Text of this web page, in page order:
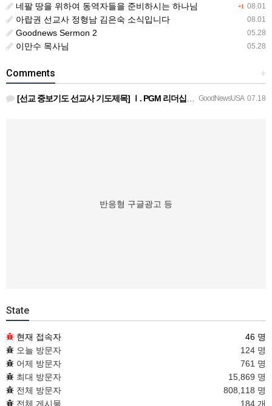
+1 08.01
네팔 땅을 위하여 동역자들을 준비하시는 하나님
08.01
아랍권 선교사 정형남 김은숙 소식입니다
05.28
Goodnews Sermon 2
05.28
이만수 목사님
+
Comments
GoodNewsUSA 07.18
[선교 중보기도 선교사 기도제목] Ⅰ. PGM 리더십을 위한 중보기도 호성기 국제대표님과 정책이사진, 본부장…
반응형 구글광고 등
State
현재 접속자
46 명
오늘 방문자
124 명
어제 방문자
761 명
최대 방문자
15,869 명
전체 방문자
808,118 명
전체 게시물
184 개